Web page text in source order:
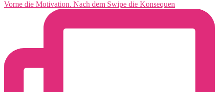
Vorne die Motivation. Nach dem Swipe die Konsequen